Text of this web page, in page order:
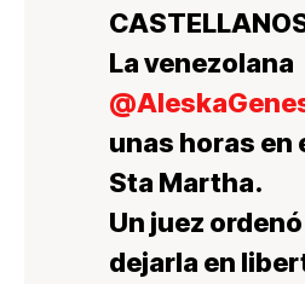
La venezolana
unas horas en
Sta Martha.
Un juez
dejarla en